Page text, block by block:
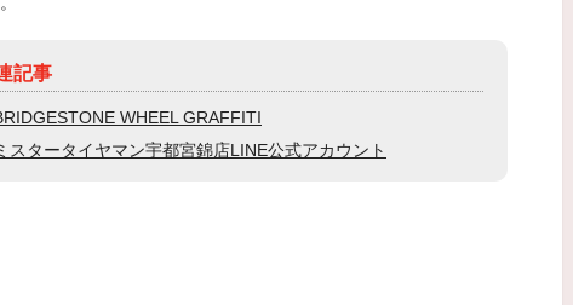
記事
WHEEL GRAFFITI
スタータイヤマン宇都宮錦店LINE公式アカウント